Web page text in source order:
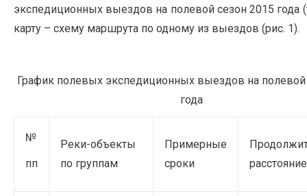
экспедиционных выездов на полевой сезон 2015 года
карту – схему маршрута по одному из выездов (рис. 1).
График полевых экспедиционных выездов на полевой
года
№
пп
Реки-объекты
по группам
Примерные
сроки